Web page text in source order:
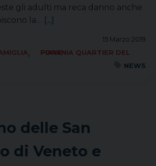
gli adulti ma reca danno anche
la… [...]
15 Marzo 2019
,
FORANIA QUARTIER DEL PIAVE
NEWS
delle San
di Veneto e